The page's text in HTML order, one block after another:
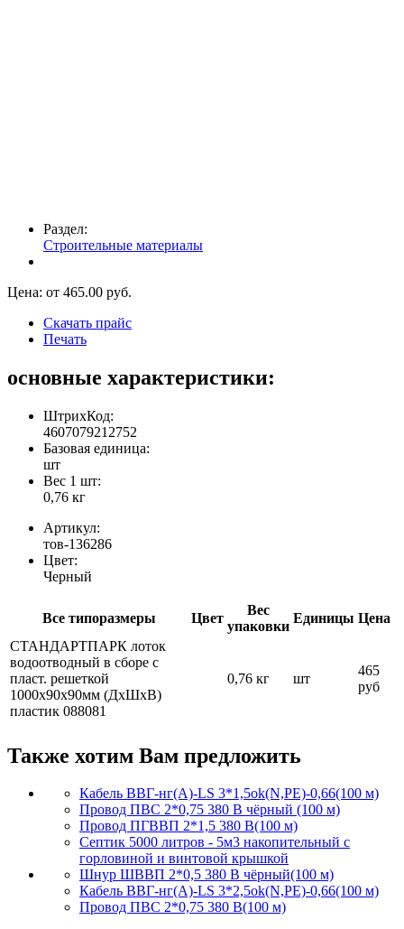
Раздел:
Строительные материалы
Цена: от 465.00 руб.
Скачать прайс
Печать
основные характеристики:
ШтрихКод:
4607079212752
Базовая единица:
шт
Вес 1 шт:
0,76 кг
Артикул:
тов-136286
Цвет:
Черный
Все типоразмеры Цвет
Вес
упаковки
Единицы Цена
СТАНДАРТПАРК лоток
водоотводный в сборе с
пласт. решеткой
1000х90х90мм (ДхШхВ)
пластик 088081
0,76 кг шт
465
руб
Также хотим Вам предложить
Кабель ВВГ-нг(А)-LS 3*1,5ok(N,PE)-0,66(100 м)
Провод ПВС 2*0,75 380 В чёрный (100 м)
Провод ПГВВП 2*1,5 380 В(100 м)
Септик 5000 литров - 5м3 накопительный с
горловиной и винтовой крышкой
Шнур ШВВП 2*0,5 380 В чёрный(100 м)
Кабель ВВГ-нг(А)-LS 3*2,5ok(N,PE)-0,66(100 м)
Провод ПВС 2*0,75 380 В(100 м)